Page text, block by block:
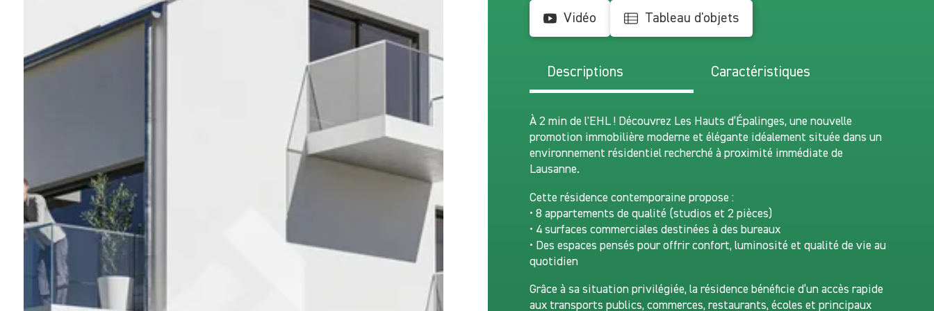
Vidéo Tableau d'objets
Descriptions Caractéristiques
À 2 min de l'EHL ! Découvrez Les Hauts d’Épalinges, une nouvelle
promotion immobilière moderne et élégante idéalement située dans un
environnement résidentiel recherché à proximité immédiate de
Lausanne.
Cette résidence contemporaine propose :
• 8 appartements de qualité (studios et 2 pièces)
• 4 surfaces commerciales destinées à des bureaux
• Des espaces pensés pour offrir confort, luminosité et qualité de vie au
quotidien
Grâce à sa situation privilégiée, la résidence bénéficie d’un accès rapide
aux transports publics, commerces, restaurants, écoles et principaux